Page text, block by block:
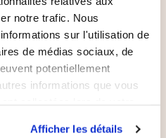
notre trafic. Nous
sur l'utilisation de
de médias sociaux, de
potentiellement
informations que vous
Afficher les détails
par email.